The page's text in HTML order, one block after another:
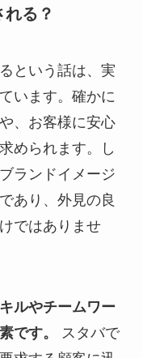
る？
という話は、実
います。確かに
、お客様に安心
められます。し
ランドイメージ
あり、外見の良
ではありませ
ルやチームワー
です。
スタバで